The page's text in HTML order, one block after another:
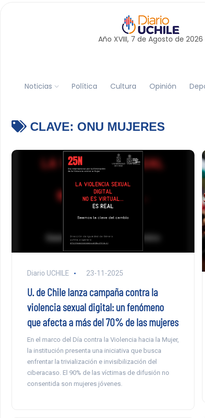
Año XVIII, 7 de Agosto de 2026
Noticias Política Cultura Opinión
CLAVE: ONU MUJERES
Diario UCHILE 23-11-2025
U. de Chile lanza campaña contra la
violencia sexual digital: un fenómeno
que afecta a más del 70% de las mujeres
En el marco del Día contra la Violencia hacia la Mujer,
la institución presenta una iniciativa que busca
enfrentar la trivialización e invisibilización del
ciberacaso. El 90% de las víctimas de difusión no
consentida son mujeres jóvenes.